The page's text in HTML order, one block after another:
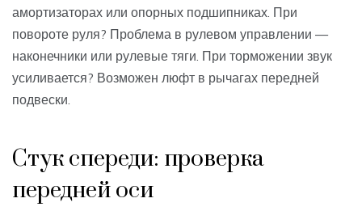
амортизаторах или опорных подшипниках. При
повороте руля? Проблема в рулевом управлении —
наконечники или рулевые тяги. При торможении звук
усиливается? Возможен люфт в рычагах передней
подвески.
Стук спереди: проверка
передней оси